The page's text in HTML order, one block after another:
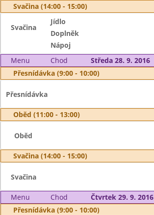
Svačina (14:00 - 15:00)
Svačina
Jídlo
Doplněk
Nápoj
Menu
Chod
Středa 28. 9. 2016
Přesnídávka (9:00 - 10:00)
Přesnídávka
Oběd (11:00 - 13:00)
Oběd
Svačina (14:00 - 15:00)
Svačina
Menu Chod
Čtvrtek 29. 9. 2016
Přesnídávka (9:00 - 10:00)